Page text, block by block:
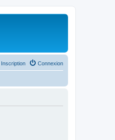
Connexion
Inscription